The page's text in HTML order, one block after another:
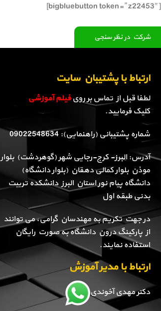
شرکت در نظر سنجی
[bigbluebutton token=” z22453″]
ارتباط با پشتیبان سایت
لطفا قبل از تماس بر رویفیلم آموزشی
کلیک فرمایید.
شماره پشتیبانی (راهنمایی): 09022548634
آدرس: البرز- کرج-رجایی شهر (گوهردشت) بلوار
موذن بلوار کمالی دهقان (بلوار دانشگاه)
دانشگاه پیام نور استان البرز دانشکده تربیت
بدنی طبقه اول
در جهت تکریم به مهندسان گرامی، می توانند
از پارکینگ درون دانشگاه به صورت رایگان
استفاده نمایند.
ارتباط با مدیر آموزش
دکتر مهدی آخوندی